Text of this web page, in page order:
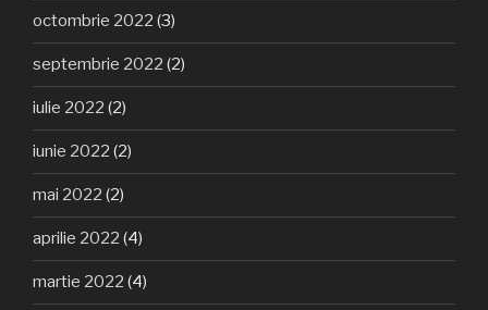
octombrie 2022 (3)
septembrie 2022 (2)
iulie 2022 (2)
iunie 2022 (2)
mai 2022 (2)
aprilie 2022 (4)
martie 2022 (4)